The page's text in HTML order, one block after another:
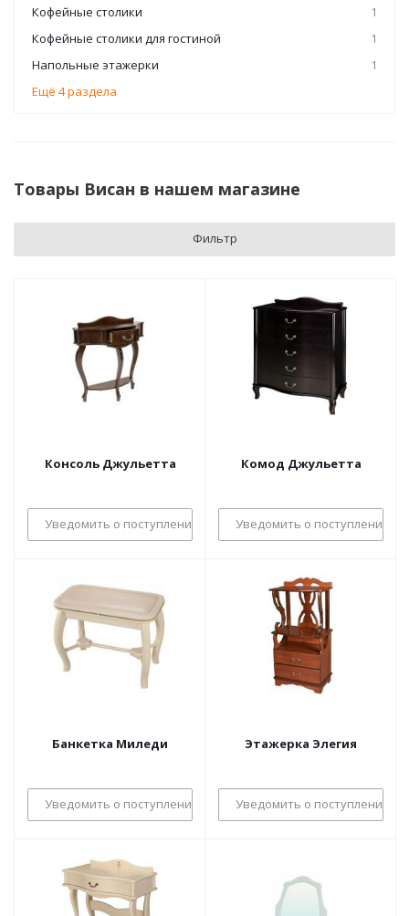
Кофейные столики
1
Кофейные столики для гостиной
1
Напольные этажерки
1
Ещё 4 раздела
Товары Висан в нашем магазине
Фильтр
Консоль Джульетта
Уведомить о поступлении
Комод Джульетта
Уведомить о поступлении
Банкетка Миледи
Уведомить о поступлении
Этажерка Элегия
Уведомить о поступлении